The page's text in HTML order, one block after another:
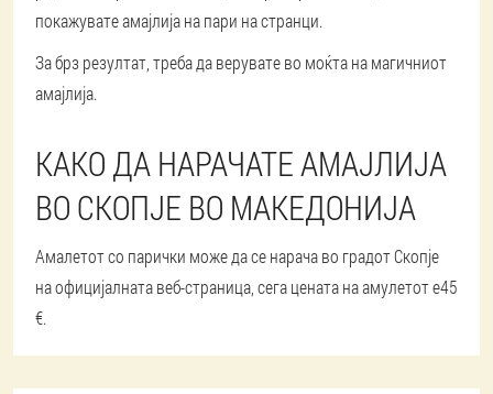
покажувате амајлија на пари на странци.
За брз резултат, треба да верувате во моќта на магичниот
амајлија.
КАКО ДА НАРАЧАТЕ АМАЈЛИЈА
ВО СКОПЈЕ ВО МАКЕДОНИЈА
Амалетот со парички може да се нарача во градот Скопје
на официјалната веб-страница, сега цената на амулетот е45
€.